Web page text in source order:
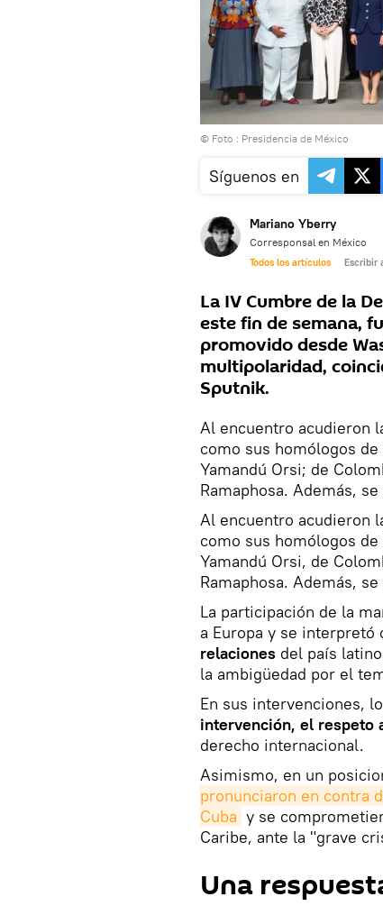
© Foto : Presidencia de México
Síguenos en
Mariano Yberry
Corresponsal en México
Todos los artículos Escribir
La IV Cumbre de la
este fin de semana,
promovido desde
multipolaridad,
Sputnik.
Al encuentro acudieron
como sus homólogos
Yamandú Orsi; de
Ramaphosa. Además,
Al encuentro acudieron
como sus homólogos
Yamandú Orsi, de
Ramaphosa. Además,
La participación de la
a Europa y se interpretó
relaciones del país
la ambigüedad por el
En sus intervenciones,
intervención, el respeto
derecho internacional.
Asimismo, en un
pronunciaron en contra
Cuba y se
Caribe, ante la "grave
Una